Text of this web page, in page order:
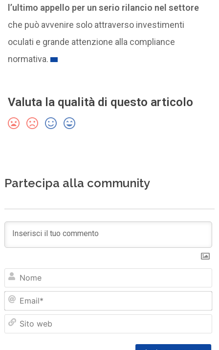
l’ultimo appello per un serio rilancio nel settore
che può avvenire solo attraverso investimenti
oculati e grande attenzione alla compliance
normativa.
Valuta la qualità di questo articolo
Partecipa alla community